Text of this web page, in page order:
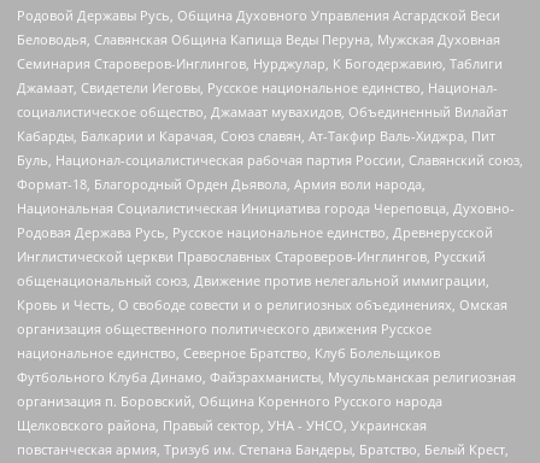
Родовой Державы Русь, Община Духовного Управления Асгардской Веси
Беловодья, Славянская Община Капища Веды Перуна, Мужская Духовная
Семинария Староверов-Инглингов, Нурджулар, К Богодержавию, Таблиги
Джамаат, Свидетели Иеговы, Русское национальное единство, Национал-
социалистическое общество, Джамаат мувахидов, Объединенный Вилайат
Кабарды, Балкарии и Карачая, Союз славян, Ат-Такфир Валь-Хиджра, Пит
Буль, Национал-социалистическая рабочая партия России, Славянский союз,
Формат-18, Благородный Орден Дьявола, Армия воли народа,
Национальная Социалистическая Инициатива города Череповца, Духовно-
Родовая Держава Русь, Русское национальное единство, Древнерусской
Инглистической церкви Православных Староверов-Инглингов, Русский
общенациональный союз, Движение против нелегальной иммиграции,
Кровь и Честь, О свободе совести и о религиозных объединениях, Омская
организация общественного политического движения Русское
национальное единство, Северное Братство, Клуб Болельщиков
Футбольного Клуба Динамо, Файзрахманисты, Мусульманская религиозная
организация п. Боровский, Община Коренного Русского народа
Щелковского района, Правый сектор, УНА - УНСО, Украинская
повстанческая армия, Тризуб им. Степана Бандеры, Братство, Белый Крест,